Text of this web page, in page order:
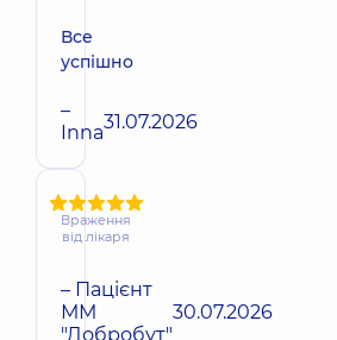
Все
успішно
–
Inna31.07.2026
Враження
від лікаря
– Пацієнт
ММ
"Добробут"
30.07.2026